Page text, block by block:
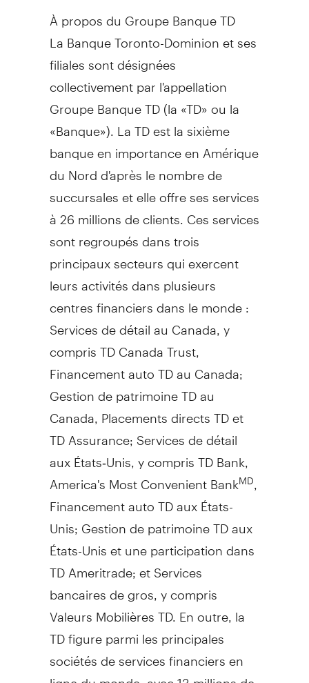
À propos du Groupe Banque TD
La Banque Toronto-Dominion et ses
filiales sont désignées
collectivement par l'appellation
Groupe Banque TD (la «TD» ou la
«Banque»). La TD est la sixième
banque en importance en Amérique
du Nord d'après le nombre de
succursales et elle offre ses services
à 26 millions de clients. Ces services
sont regroupés dans trois
principaux secteurs qui exercent
leurs activités dans plusieurs
centres financiers dans le monde :
Services de détail au Canada , y
compris TD Canada Trust,
Financement auto TD au Canada;
Gestion depatrimoine TD au
Canada , Placements directs TD et
TD Assurance; Services de détail
aux États‑Unis, y compris TD Bank,
America's Most Convenient BankMD
Financement auto TD aux États-
Unis;Gestion depatrimoine TD aux
États-Unis et une participation dans
TD Ameritrade; et Services
bancaires de gros, y compris
Valeurs Mobilières TD. En outre, la
TD figure parmi les principales
sociétés de services financiers en
ligne du monde, avec 13 millions de